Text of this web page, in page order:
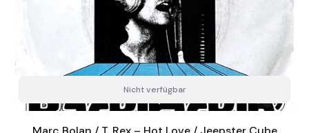
Nicht verfügbar